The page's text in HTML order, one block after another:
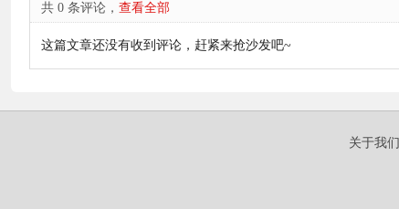
共 0 条评论， 查看全部
这篇文章还没有收到评论，赶紧来抢沙发吧~
关于我们